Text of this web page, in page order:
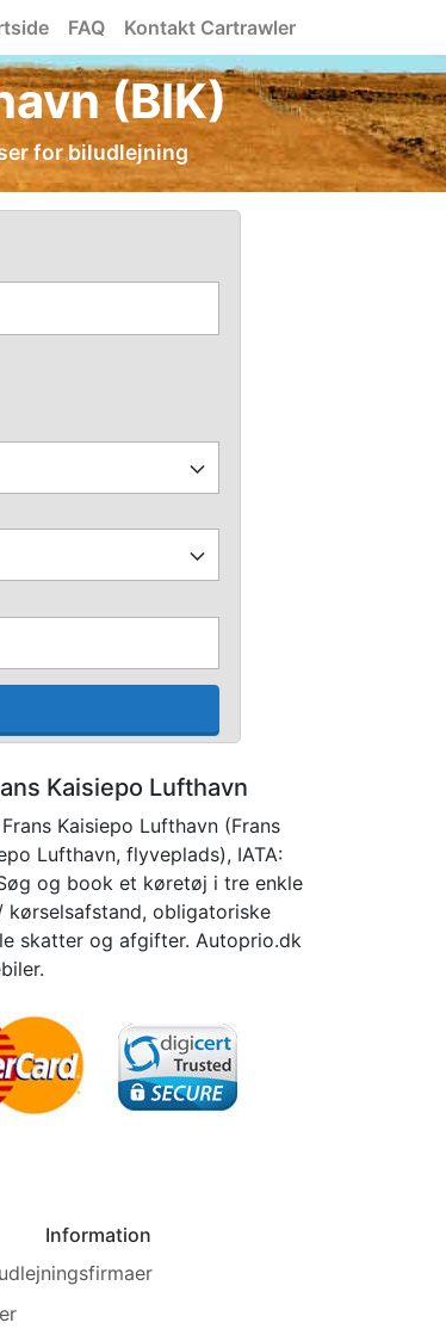
FAQ Kontakt Cartrawler
(BIK)
for biludlejning
Kaisiepo Lufthavn
Kaisiepo Lufthavn (Frans
Lufthavn, flyveplads), IATA:
og book et køretøj i tre enkle
obligatoriske
skatter og afgifter. Autoprio.dk
Information